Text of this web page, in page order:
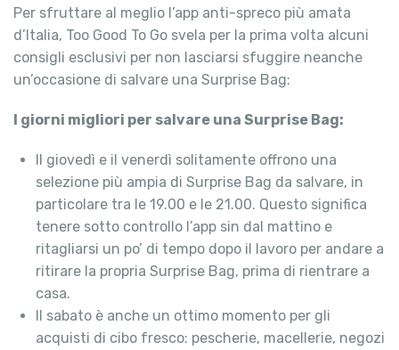
Per sfruttare al meglio l’app anti-spreco più amata
d’Italia, Too Good To Go svela per la prima volta alcuni
consigli esclusivi per non lasciarsi sfuggire neanche
un’occasione di salvare una Surprise Bag:
I giorni migliori per salvare una Surprise Bag:
Il giovedì e il venerdì solitamente offrono una
selezione più ampia di Surprise Bag da salvare, in
particolare tra le 19.00 e le 21.00. Questo significa
tenere sotto controllo l’app sin dal mattino e
ritagliarsi un po’ di tempo dopo il lavoro per andare a
ritirare la propria Surprise Bag, prima di rientrare a
casa.
Il sabato è anche un ottimo momento per gli
acquisti di cibo fresco: pescherie, macellerie, negozi